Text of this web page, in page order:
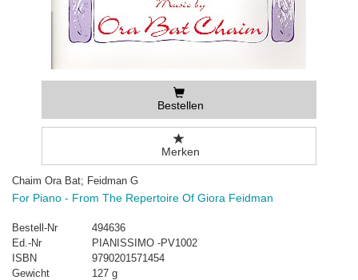
Bestellen
Merken
Chaim Ora Bat; Feidman G
For Piano - From The Repertoire Of Giora Feidman
Bestell-Nr
494636
Ed.-Nr
PIANISSIMO -PV1002
ISBN
9790201571454
Gewicht
127 g